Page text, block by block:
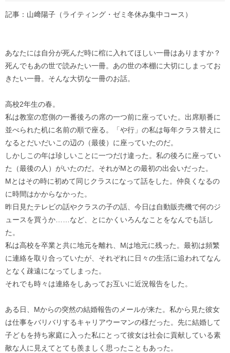
記事：山﨑陽子（ライティング・ゼミ冬休み集中コース）
あなたには自分が死んだ時に棺に入れてほしい一冊はありますか？
死んでもあの世で読みたい一冊。あの世の本棚に大切にしまってお
きたい一冊。そんな大切な一冊のお話。
高校2年生の春。
私は教室の窓側の一番後ろの席の一つ前に座っていた。出席順番に
並べられた机に名前の順で座る。「や行」の私は毎年クラス替えに
なるとだいだいこの辺の（最後）に座っていたのだ。
しかしこの年は珍しいことに一つだけ違った。私の後ろに座ってい
た（最後の人）がいたのだ。それがMとの最初の出会いだった。
Mとはその時に初めて同じクラスになって話をした。仲良くなるの
に時間はかからなかった。
昨日見たテレビの話やクラスの子の話、今日は自動販売機で何のジ
ュースを買うか……など、とにかくいろんなことをなんでも話し
た。
私は高校を卒業と共に地元を離れ、Mは地元に残った。最初は頻繁
に連絡を取り合っていたが、それぞれに日々の生活に追われてなん
となく疎遠になってしまった。
それでも時々は連絡をしあってお互いに近況報告をした。
ある日、Mからの突然の結婚報告のメールが来た。私から見た彼女
は仕事をバリバリするキャリアウーマンの様だった。先に結婚して
子どもを持ち家庭に入った私にとって彼女は社会に貢献している素
敵な人に見えてとても羨ましく思ったこともあった。